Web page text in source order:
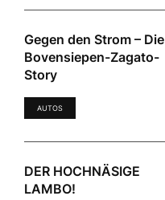
Gegen den Strom – Die
Bovensiepen-Zagato-
Story
AUTOS
DER HOCHNÄSIGE
LAMBO!